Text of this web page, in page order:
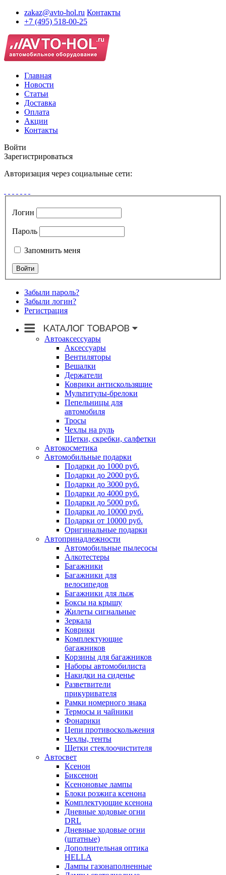
zakaz@avto-hol.ru Контакты
+7 (495) 518-00-25
Главная
Новости
Статьи
Доставка
Оплата
Акции
Контакты
Войти
Зарегистрироваться
Авторизация через социальные сети:
Логин
Пароль
Запомнить меня
Забыли пароль?
Забыли логин?
Регистрация
Автоаксессуары
Аксессуары
Вентиляторы
Вешалки
Держатели
Коврики антискользящие
Мультитулы-брелоки
Пепельницы для
автомобиля
Тросы
Чехлы на руль
Щетки, скребки, салфетки
Автокосметика
Автомобильные подарки
Подарки до 1000 руб.
Подарки до 2000 руб.
Подарки до 3000 руб.
Подарки до 4000 руб.
Подарки до 5000 руб.
Подарки до 10000 руб.
Подарки от 10000 руб.
Оригинальные подарки
Автопринадлежности
Автомобильные пылесосы
Алкотестеры
Багажники
Багажники для
велосипедов
Багажники для лыж
Боксы на крышу
Жилеты сигнальные
Зеркала
Коврики
Комплектующие
багажников
Корзины для багажников
Наборы автомобилиста
Накидки на сиденье
Разветвители
прикуривателя
Рамки номерного знака
Термосы и чайники
Фонарики
Цепи противоскольжения
Чехлы, тенты
Щетки стеклоочистителя
Автосвет
Ксенон
Биксенон
Ксеноновые лампы
Блоки розжига ксенона
Комплектующие ксенона
Дневные ходовые огни
DRL
Дневные ходовые огни
(штатные)
Дополнительная оптика
HELLA
Лампы газонаполненные